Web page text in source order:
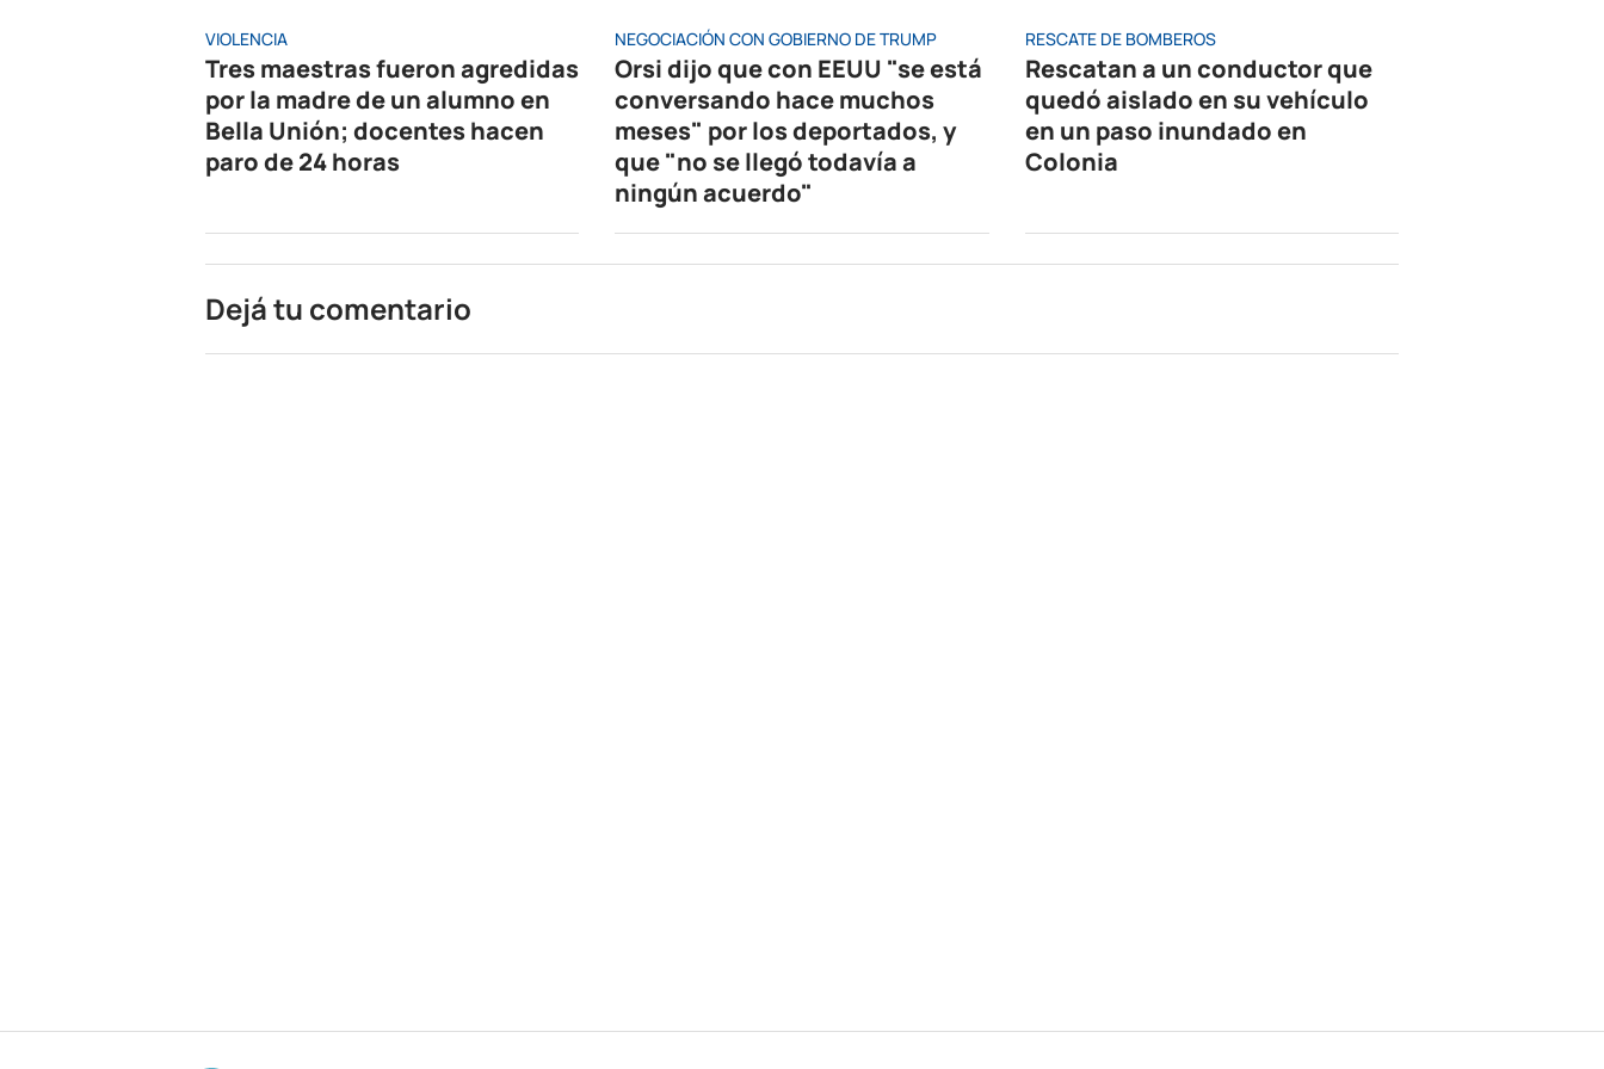
VIOLENCIA
Tres maestras fueron agredidas
por la madre de un alumno en
Bella Unión; docentes hacen
paro de 24 horas
NEGOCIACIÓN CON GOBIERNO DE TRUMP
Orsi dijo que con EEUU "se está
conversando hace muchos
meses" por los deportados, y
que "no se llegó todavía a
ningún acuerdo"
RESCATE DE BOMBEROS
Rescatan a un conductor que
quedó aislado en su vehículo
en un paso inundado en
Colonia
Dejá tu comentario